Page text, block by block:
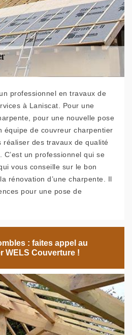
professionnel en travaux de
à Laniscat. Pour une
pour une nouvelle pose
équipe de couvreur charpentier
réaliser des travaux de qualité
un professionnel qui se
vous conseille sur le bon
rénovation d’une charpente. Il
pour une pose de
: faites appel au
WELS Couverture !